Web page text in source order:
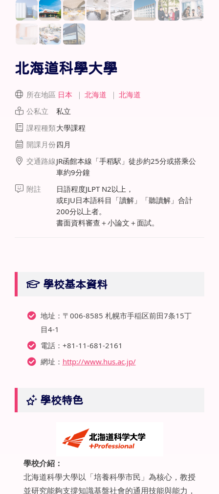
北海道科學大學
所在地區 日本 ｜ 北海道 ｜ 北海道
公私立
私立
課程種類大學課程
開課月份四月
交通路線JR函館本線「手稻駅」徒步約25分或搭乘公
車約9分鐘
附註
日語程度JLPT N2以上，
或EJU日本語科目「讀解」「聽讀解」合計
200分以上者。
書面資料審查＋小論文＋面試。
學校基本資料
地址：〒006-8585 札幌市手稲区前田7条15丁
目4-1
電話：+81-11-681-2161
網址： http://www.hus.ac.jp/
學校特色
學校介紹：
北海道科學大學以「培養科學市民」為核心，教授
並研究能夠支撐知識基盤社會的通用技能與能力，